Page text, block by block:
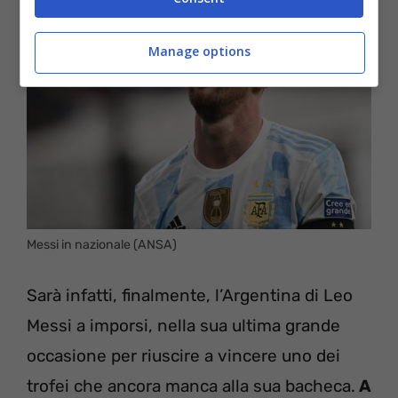
Messi in nazionale (ANSA)
Sarà infatti, finalmente, l’Argentina di Leo
Messi a imporsi, nella sua ultima grande
occasione per riuscire a vincere uno dei
trofei che ancora manca alla sua bacheca. A
Manage options